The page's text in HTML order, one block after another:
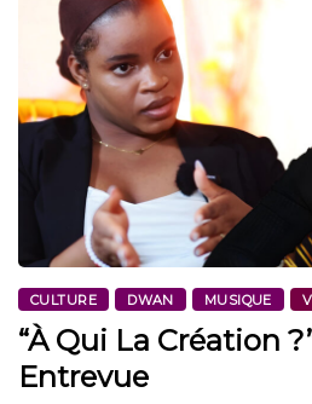
CULTURE DWAN MUSIQUE
“À Qui La Création
Entrevue